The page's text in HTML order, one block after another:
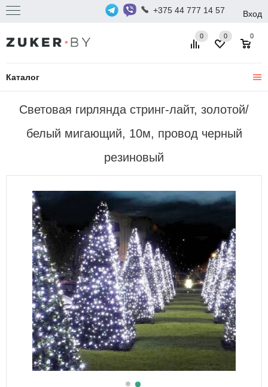
+375 44 777 14 57 Вход
Каталог
0 0
0
Световая гирлянда стринг-лайт, золотой/
белый мигающий, 10м, провод черный
резиновый